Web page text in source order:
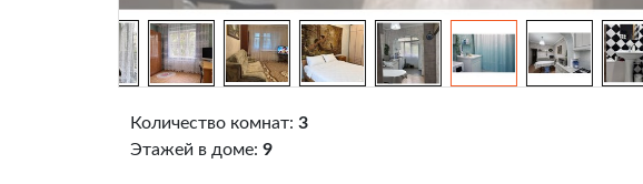
Количество комнат: 3
Этажей в доме: 9